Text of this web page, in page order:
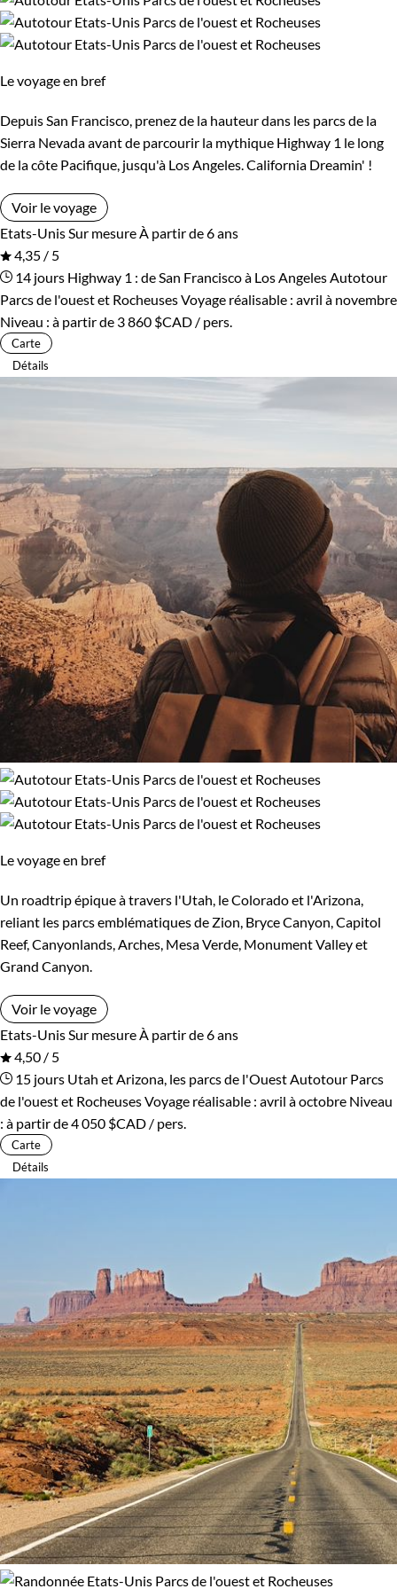
Pays de démesure, de vastes espaces sans limite où l'on
vous feront sentir le frisson de belles nuits dans les déserts
du nouveau monde, et bien plus encore !
Les États-Unis offrent des paysages variés ; des métropoles
montagnes Rocheuses et les plages de Floride. La faune y est
impressionnante avec notamment les parcs nationaux
comme Yellowstone ou Yosemite, où vous croiserez bisons,
ours, cerfs, et peut-être des loups.
Enfin, nos séjours et circuits aux États-Unis vous permettront
de rencontrer les différentes cultures du pays, qui possède
aussi une population d'origines très variées, depuis les
peuples autochtones jusqu'aux communautés issues de
Unis !
Faut-il un passeport pour voyager aux États-Unis ?
Passeport en cours de validité, valable 6 mois après la date de
retour pour les ressortissants français, belges et suisses. Pas
de visa nécessaire pour les séjours de moins de 90 jours dans
le cadre du programme d'exemption de visa.
Pourquoi partir en voyage aux États-Unis ?
Les grands espaces : L'empreinte de l'Homme est visible
mais respectueuse de la nature dans ce gigantesque
territoire qui promet des paysages à couper le souffle qui
vont des gratte-ciels aux vastes parcs nationaux.
La culture : Un melting-pot culturel unique, des musées de
les goûts.
Une destination sûre : Les États-Unis sont connus pour leur
sécurité et leur infrastructure de qualité, offrant une
expérience de voyage confortable et sans souci.
Top 10 des lieux d'intérêt aux États-Unis
Grand Canyon :
spectaculaires et des randonnées inoubliables.
Yellowstone National Park: Le premier parc national au
monde, célèbre pour ses geysers et sa faune sauvage.
New York City
Las Vegas :La capitale mondiale du divertissement,
connue pour ses casinos et spectacles.
La Route 66 :L'itinéraire historique traversant le cœur de
l'Amérique.
Les Everglades :Un écosystème unique en Floride, abritant
une faune et une flore diversifiées.
Hollywood :Le centre de l'industrie du cinéma américain
et ses célèbres studios.
Les plages de Miami :Des plages de sable fin et une vie
nocturne animée.
La Nouvelle-Orléans :Berceau du jazz et célèbre pour son
architecture et sa cuisine.
Haut de gamme
Environnement
Bord de mer et îles
Forêts, collines, rivières et lacs
Montagne
Patrimoine et Nature
Le voyage en bref
Depuis San Francisco, prenez de la hauteur dans les parcs de la
Sierra Nevada avant de parcourir la mythique Highway 1 le long
de la côte Pacifique, jusqu'à Los Angeles. California Dreamin' !
Voir le voyage
Etats-Unis Sur mesure À partir de 6 ans
4,35 / 5
14 jours Highway 1 : de San Francisco à Los Angeles Autotour
Parcs de l'ouest et RocheusesVoyage réalisable : avril à novembre
Niveau : à partir de 3 860 $CAD / pers.
Carte
Détails
Le voyage en bref
Un roadtrip épique à travers l'Utah, le Colorado et l'Arizona,
reliant les parcs emblématiques de Zion, Bryce Canyon, Capitol
Reef, Canyonlands, Arches, Mesa Verde, Monument Valley et
Grand Canyon.
Voir le voyage
Etats-Unis Sur mesure À partir de 6 ans
4,50 / 5
15 jours Utah et Arizona, les parcs de l'Ouest Autotour Parcs
de l'ouest et RocheusesVoyage réalisable : avril à octobre Niveau
: à partir de4 050 $CAD / pers.
Carte
Détails